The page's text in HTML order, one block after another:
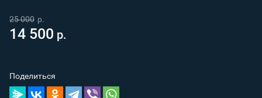
25 000 р.
14 500 р.
Поделиться